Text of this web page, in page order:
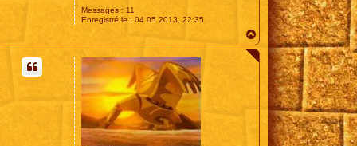
Messages : 11
Enregistré le : 04 05 2013, 22:35
a
u